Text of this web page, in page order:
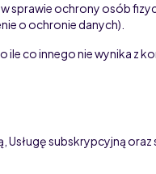
sprawie ochrony osób
o ochronie danych).
ile co innego nie wynika z
Usługę subskrypcyjnąoraz